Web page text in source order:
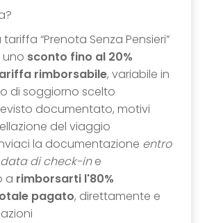
“Prenota Senza Pensieri”
sconto fino al 20%
rimborsabile, variabile in
di soggiorno scelto
documentato, motivi
del viaggio
la documentazione entro
di check-ine
a rimborsarti l'80%
pagato, direttamente e